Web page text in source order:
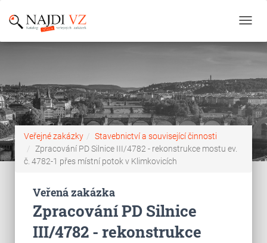
Veřejné zakázky
Stavebnictví a související činnosti
Zpracování PD Silnice III/4782 - rekonstrukce mostu ev.
č. 4782-1 přes místní potok v Klimkovicích
Veřená zakázka
Zpracování PD Silnice
III/4782 - rekonstrukce